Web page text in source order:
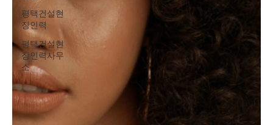
평택건설현
장인력
평택건설현
장인력사무
소